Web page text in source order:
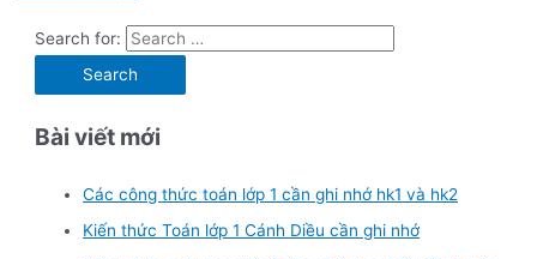
Search for:
Bài viết mới
Các công thức toán lớp 1 cần ghi nhớ hk1 và hk2
Kiến thức Toán lớp 1 Cánh Diều cần ghi nhớ